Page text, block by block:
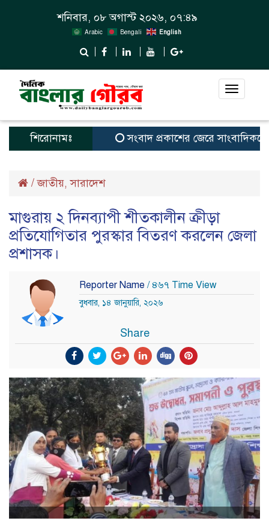
শনিবার, ০৮ অগাস্ট ২০২৬, ০৭:৪৯
Arabic Bengali English
Toggle
শিরোনামঃ সংবাদ প্রকাশের জেরে সাংবাদিককে
/জাতীয়,সারাদেশ
মাগুরায় ২ দিনব্যাপী শীতকালীন ক্রীড়া
প্রতিযোগিতার পুরস্কার বিতরণ করলেন জেলা
প্রশাসক।
Reporter Name / ৪৬৭ Time View
বুধবার, ১৪ জানুয়ারি, ২০২৬
Share